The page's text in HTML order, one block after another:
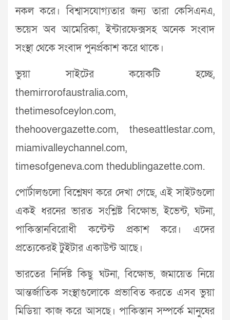
নকল করে। বিশ্বাসযোগ্যতার জন্য তারা কেসিএনএ,
ভয়েস অব আমেরিকা, ইন্টারফেক্সসহ অনেক সংবাদ
সংস্থা থেকে সংবাদ পুনর্প্রকাশ করে থাকে।
ভুয়া সাইটের কয়েকটি হচ্ছে,
themirrorofaustralia.com,
thetimesofceylon.com,
thehoovergazette.com, theseattlestar.com,
miamivalleychannel.com,
timesofgeneva.com thedublingazette.com.
পোর্টালগুলো বিশ্লেষণ করে দেখা গেছে, এই সাইটগুলো
একই ধরনের ভারত সংশ্লিষ্ট বিক্ষোভ, ইভেন্ট, ঘটনা,
পাকিস্তানবিরোধী কন্টেন্ট প্রকাশ করে। এদের
প্রত্যেকেরই টুইটার একাউন্ট আছে।
ভারতের নির্দিষ্ট কিছু ঘটনা, বিক্ষোভ, জমায়েত নিয়ে
আন্তর্জাতিক সংস্থাগুলোকে প্রভাবিত করতে এসব ভুয়া
মিডিয়া কাজ করে আসছে। পাকিস্তান সম্পর্কে মানুষের